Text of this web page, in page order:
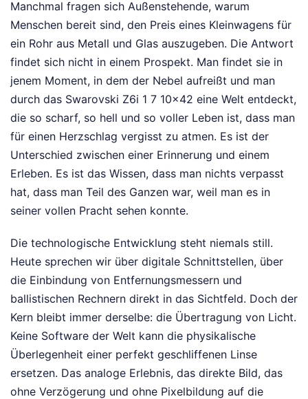
Manchmal fragen sich Außenstehende, warum
Menschen bereit sind, den Preis eines Kleinwagens für
ein Rohr aus Metall und Glas auszugeben. Die Antwort
findet sich nicht in einem Prospekt. Man findet sie in
jenem Moment, in dem der Nebel aufreißt und man
durch das Swarovski Z6i 1 7 10x42 eine Welt entdeckt,
die so scharf, so hell und so voller Leben ist, dass man
für einen Herzschlag vergisst zu atmen. Es ist der
Unterschied zwischen einer Erinnerung und einem
Erleben. Es ist das Wissen, dass man nichts verpasst
hat, dass man Teil des Ganzen war, weil man es in
seiner vollen Pracht sehen konnte.
Die technologische Entwicklung steht niemals still.
Heute sprechen wir über digitale Schnittstellen, über
die Einbindung von Entfernungsmessern und
ballistischen Rechnern direkt in das Sichtfeld. Doch der
Kern bleibt immer derselbe: die Übertragung von Licht.
Keine Software der Welt kann die physikalische
Überlegenheit einer perfekt geschliffenen Linse
ersetzen. Das analoge Erlebnis, das direkte Bild, das
ohne Verzögerung und ohne Pixelbildung auf die